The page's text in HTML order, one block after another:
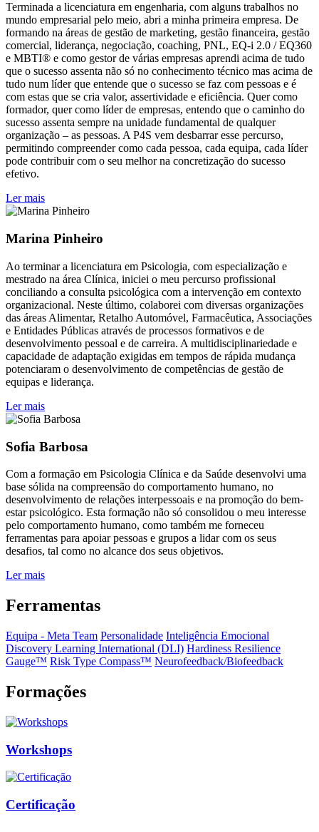
Terminada a licenciatura em engenharia, com alguns trabalhos no
mundo empresarial pelo meio, abri a minha primeira empresa. De
formando na áreas de gestão de marketing, gestão financeira, gestão
comercial, liderança, negociação, coaching, PNL, EQ-i 2.0 / EQ360
e MBTI® e como gestor de várias empresas aprendi acima de tudo
que o sucesso assenta não só no conhecimento técnico mas acima de
tudo num líder que entende que o sucesso se faz com pessoas e é
com estas que se cria valor, assertividade e eficiência. Quer como
formador, quer como líder de empresas, entendo que o caminho do
sucesso assenta sempre na unidade fundamental de qualquer
organização – as pessoas. A P4S vem desbarrar esse percurso,
permitindo compreender como cada pessoa, cada equipa, cada líder
pode contribuir com o seu melhor na concretização do sucesso
efetivo.
Ler mais
Marina Pinheiro
Ao terminar a licenciatura em Psicologia, com especialização e
mestrado na área Clínica, iniciei o meu percurso profissional
conciliando a consulta psicológica com a intervenção em contexto
organizacional. Neste último, colaborei com diversas organizações
das áreas Alimentar, Retalho Automóvel, Farmacêutica, Associações
e Entidades Públicas através de processos formativos e de
desenvolvimento pessoal e de carreira. A multidisciplinariedade e
capacidade de adaptação exigidas em tempos de rápida mudança
potenciaram o desenvolvimento de competências de gestão de
equipas e liderança.
Ler mais
Sofia Barbosa
Com a formação em Psicologia Clínica e da Saúde desenvolvi uma
base sólida na compreensão do comportamento humano, no
desenvolvimento de relações interpessoais e na promoção do bem-
estar psicológico. Esta formação não só consolidou o meu interesse
pelo comportamento humano, como também me forneceu
ferramentas para apoiar pessoas e grupos a lidar com os seus
desafios, tal como no alcance dos seus objetivos.
Ler mais
Ferramentas
Equipa - Meta Team Personalidade Inteligência Emocional
Discovery Learning International (DLI) Hardiness Resilience
Gauge™️ Risk Type Compass™️ Neurofeedback/Biofeedback
Formações
Workshops
Certificação